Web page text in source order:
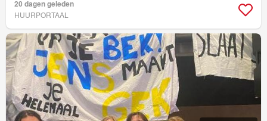
20 dagen geleden
HUURPORTAAL